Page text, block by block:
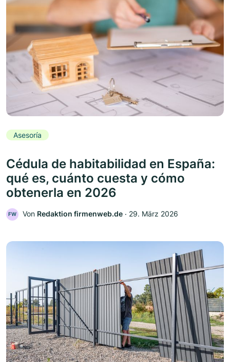
Asesoría
Cédula de habitabilidad en España:
qué es, cuánto cuesta y cómo
obtenerla en 2026
FW Von Redaktion firmenweb.de ‧ 29. März 2026